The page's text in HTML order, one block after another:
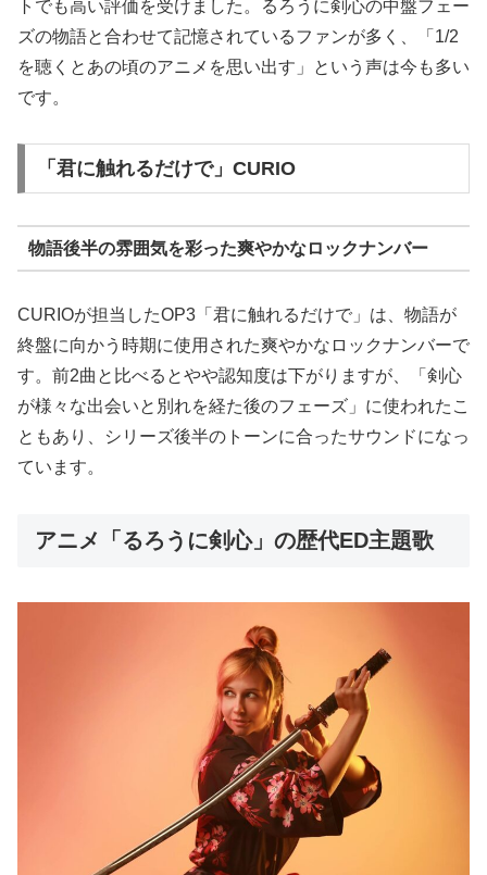
トでも高い評価を受けました。るろうに剣心の中盤フェー
ズの物語と合わせて記憶されているファンが多く、「1/2
を聴くとあの頃のアニメを思い出す」という声は今も多い
です。
「君に触れるだけで」CURIO
物語後半の雰囲気を彩った爽やかなロックナンバー
CURIOが担当したOP3「君に触れるだけで」は、物語が
終盤に向かう時期に使用された爽やかなロックナンバーで
す。前2曲と比べるとやや認知度は下がりますが、「剣心
が様々な出会いと別れを経た後のフェーズ」に使われたこ
ともあり、シリーズ後半のトーンに合ったサウンドになっ
ています。
アニメ「るろうに剣心」の歴代ED主題歌